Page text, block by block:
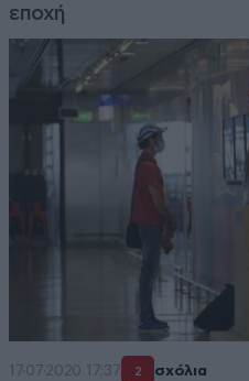
εποχή
17·07·2020 17:37 2 σχόλια